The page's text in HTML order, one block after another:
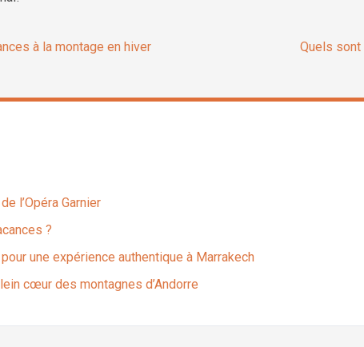
à la montage en hiver Quels sont
l’Opéra Garnier
?
une expérience authentique à Marrakech
cœur des montagnes d’Andorre